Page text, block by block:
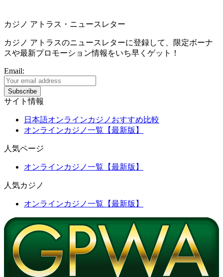
カジノ アトラス・ニュースレター
カジノ アトラスのニュースレターに登録して、限定ボーナ
スや最新プロモーション情報をいち早くゲット！
Email:
サイト情報
日本語オンラインカジノおすすめ比較
オンラインカジノ一覧【最新版】
人気ページ
オンラインカジノ一覧【最新版】
人気カジノ
オンラインカジノ一覧【最新版】